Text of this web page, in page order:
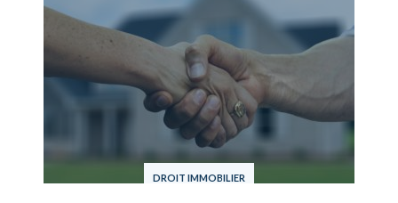
DROIT IMMOBILIER